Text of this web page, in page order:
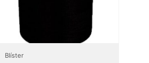
Blíster